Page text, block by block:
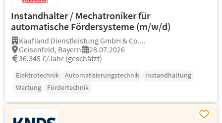
Instandhalter / Mechatroniker für
automatische Fördersysteme (m/w/d)
Kaufland Dienstleistung GmbH & Co....
Geisenfeld, Bayern
28.07.2026
36.345 €/Jahr (geschätzt)
Elektrotechnik Automatisierungstechnik
Instandhaltung
Wartung
Fördertechnik